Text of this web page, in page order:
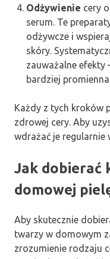
Odżywienie cery
serum. Te
odżywcze i
skóry.
zauważalne
bardziej
Każdy z tych kroków
zdrowej cery. Aby
wdrażać je regularnie
Jak dobierać
domowej
Aby skutecznie
twarzy w domowym
zrozumienie rodzaju